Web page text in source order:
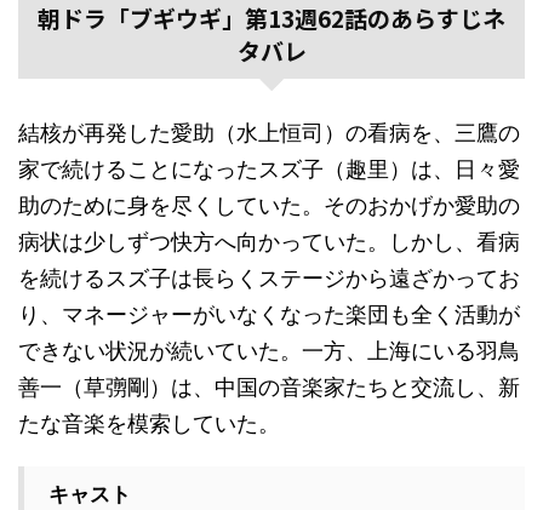
朝ドラ「ブギウギ」第13週62話のあらすじネ
タバレ
結核が再発した愛助（水上恒司）の看病を、三鷹の
家で続けることになったスズ子（趣里）は、日々愛
助のために身を尽くしていた。そのおかげか愛助の
病状は少しずつ快方へ向かっていた。しかし、看病
を続けるスズ子は長らくステージから遠ざかってお
り、マネージャーがいなくなった楽団も全く活動が
できない状況が続いていた。一方、上海にいる羽鳥
善一（草彅剛）は、中国の音楽家たちと交流し、新
たな音楽を模索していた。
キャスト